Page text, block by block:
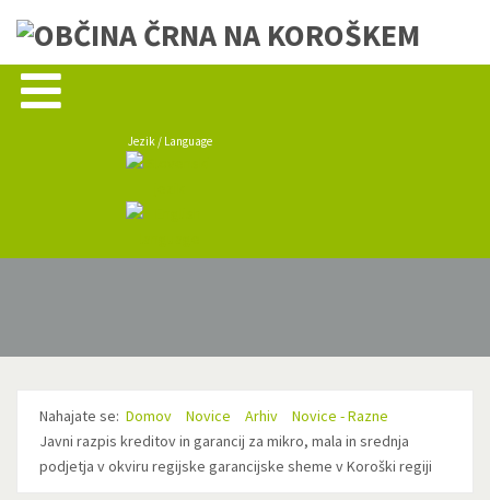
Jezik / Language
Nahajate se: Domov Novice Arhiv
Novice - Razne
Javni razpis kreditov in garancij za mikro, mala in srednja
podjetja v okviru regijske garancijske sheme v Koroški regiji